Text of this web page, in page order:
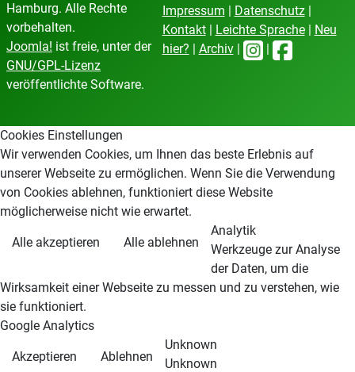
Hamburg. Alle Rechte
vorbehalten.
Joomla! ist freie, unter der
GNU/GPL-Lizenz
veröffentlichte Software.
Impressum Datenschutz|
Kontakt| Leichte Sprache|
Neu
hier?
Archiv|
Cookies Einstellungen
Wir verwenden Cookies, um Ihnen das beste Erlebnis auf
unserer Webseite zu ermöglichen. Wenn Sie die Verwendung
von Cookies ablehnen, funktioniert diese Website
möglicherweise nicht wie erwartet.
Alle akzeptieren Alle ablehnen
Analytik
Werkzeuge zur Analyse
der Daten, um die
Wirksamkeit einer Webseite zu messen und zu verstehen, wie
sie funktioniert.
Google Analytics
Akzeptieren Ablehnen
Unknown
Unknown